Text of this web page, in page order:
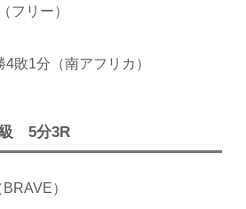
フリー）
敗1分（南アフリカ）
5分3R
）